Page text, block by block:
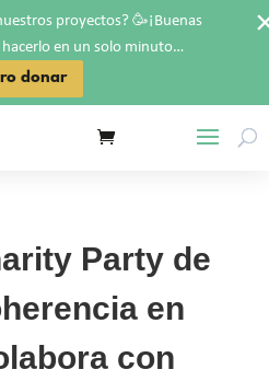
Party de
en
con
proyectos? 🥳¡Buenas
en un solo minuto…
donar